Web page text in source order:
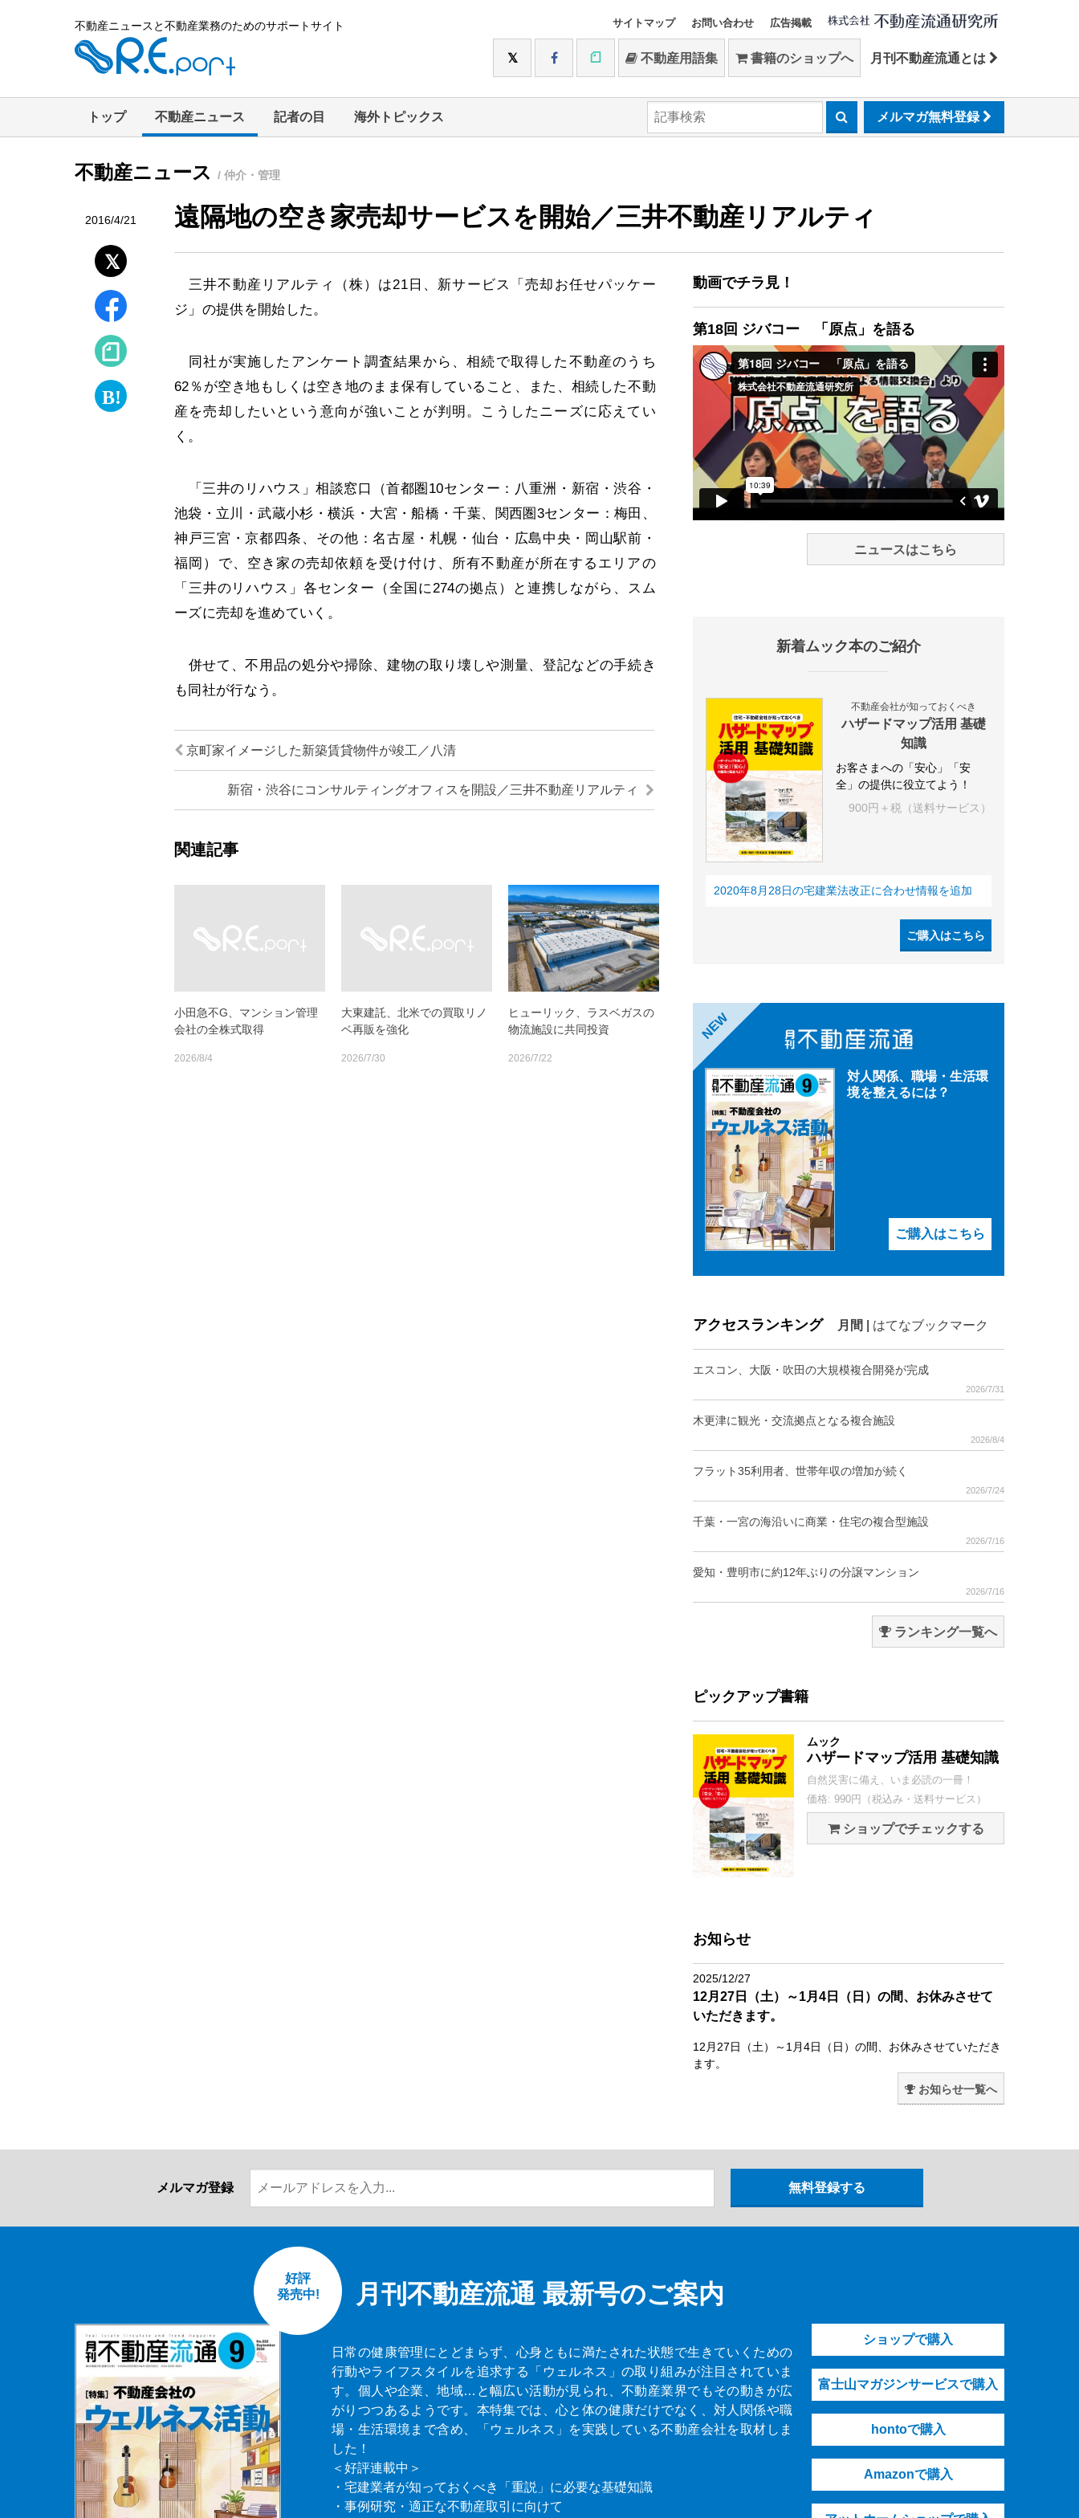
不動産ニュースと不動産業務のためのサポートサイト サイトマップ お問い合わせ 広告掲載
不動産用語集 書籍のショップへ 月刊不動産流通とは
トップ 不動産ニュース 記者の目 海外トピックス メルマガ無料登録
不動産ニュース / 仲介・管理
2016/4/21 遠隔地の空き家売却サービスを開始／三井不動産リアルティ
三井不動産リアルティ（株）は21日、新サービス「売却お任せパッケー
ジ」の提供を開始した。
同社が実施したアンケート調査結果から、相続で取得した不動産のうち
62％が空き地もしくは空き地のまま保有していること、また、相続した不動
産を売却したいという意向が強いことが判明。こうしたニーズに応えてい
く。
「三井のリハウス」相談窓口（首都圏10センター：八重洲・新宿・渋谷・
池袋・立川・武蔵小杉・横浜・大宮・船橋・千葉、関西圏3センター：梅田、
神戸三宮・京都四条、その他：名古屋・札幌・仙台・広島中央・岡山駅前・
福岡）で、空き家の売却依頼を受け付け、所有不動産が所在するエリアの
「三井のリハウス」各センター（全国に274の拠点）と連携しながら、スム
ーズに売却を進めていく。
併せて、不用品の処分や掃除、建物の取り壊しや測量、登記などの手続き
も同社が行なう。
京町家イメージした新築賃貸物件が竣工／八清
新宿・渋谷にコンサルティングオフィスを開設／三井不動産リアルティ
関連記事
小田急不G、マンション管理
会社の全株式取得
2026/8/4
大東建託、北米での買取リノ
ベ再販を強化
2026/7/30
ヒューリック、ラスベガスの
物流施設に共同投資
2026/7/22
動画でチラ見！
第18回 ジバコー 「原点」を語る
ニュースはこちら
新着ムック本のご紹介
不動産会社が知っておくべき
ハザードマップ活用 基礎
知識
お客さまへの「安心」「安
全」の提供に役立てよう！
900円＋税（送料サービス）
2020年8月28日の宅建業法改正に合わせ情報を追加
ご購入はこちら
NEW
対人関係、職場・生活環
境を整えるには？
ご購入はこちら
アクセスランキング 月間 はてなブックマーク
エスコン、大阪・吹田の大規模複合開発が完成
2026/7/31
木更津に観光・交流拠点となる複合施設
2026/8/4
フラット35利用者、世帯年収の増加が続く
2026/7/24
千葉・一宮の海沿いに商業・住宅の複合型施設
2026/7/16
愛知・豊明市に約12年ぶりの分譲マンション
2026/7/16
ランキング一覧へ
ピックアップ書籍
ムック
ハザードマップ活用 基礎知識
自然災害に備え、いま必読の一冊！
価格: 990円（税込み・送料サービス）
ショップでチェックする
お知らせ
2025/12/27
12月27日（土）～1月4日（日）の間、お休みさせて
いただきます。
12月27日（土）～1月4日（日）の間、お休みさせていただき
ます。
お知らせ一覧へ
メルマガ登録
月刊不動産流通 最新号のご案内
好評
発売中!
日常の健康管理にとどまらず、心身ともに満たされた状態で生きていくための
行動やライフスタイルを追求する「ウェルネス」の取り組みが注目されていま
す。個人や企業、地域…と幅広い活動が見られ、不動産業界でもその動きが広
がりつつあるようです。本特集では、心と体の健康だけでなく、対人関係や職
場・生活環境まで含め、「ウェルネス」を実践している不動産会社を取材しま
した！
＜好評連載中＞
・宅建業者が知っておくべき「重説」に必要な基礎知識
・事例研究・適正な不動産取引に向けて
ショップで購入
富士山マガジンサービスで購入
hontoで購入
Amazonで購入